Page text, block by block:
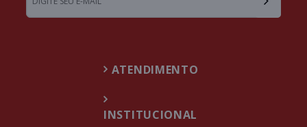
ATENDIMENTO
INSTITUCIONAL